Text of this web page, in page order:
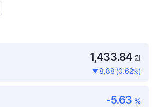
1,433.84 원
8.88 (0.62%)
-5.63 %
월배당 · 모으기 · 포트래빗 관리